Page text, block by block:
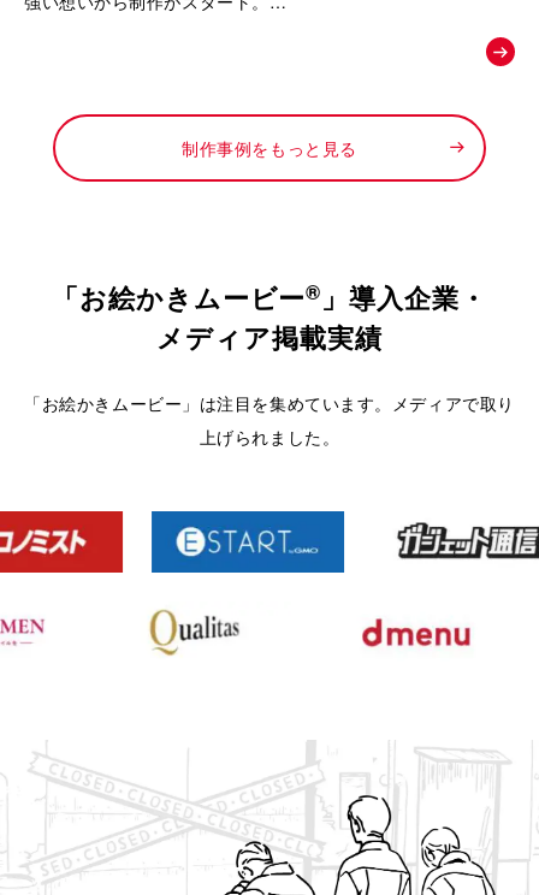
徹底したメンテナンスによって生まれる「新品以上の価値」
ンテリアも自由に楽しんでほしい」というお店からの新しい提
案を形にするために依頼されました。
制作事例をもっと見る
「お絵かきムービー® 」導入企業・
メディア掲載実績
「お絵かきムービー」は注目を集めています。メディアで取り
上げられました。